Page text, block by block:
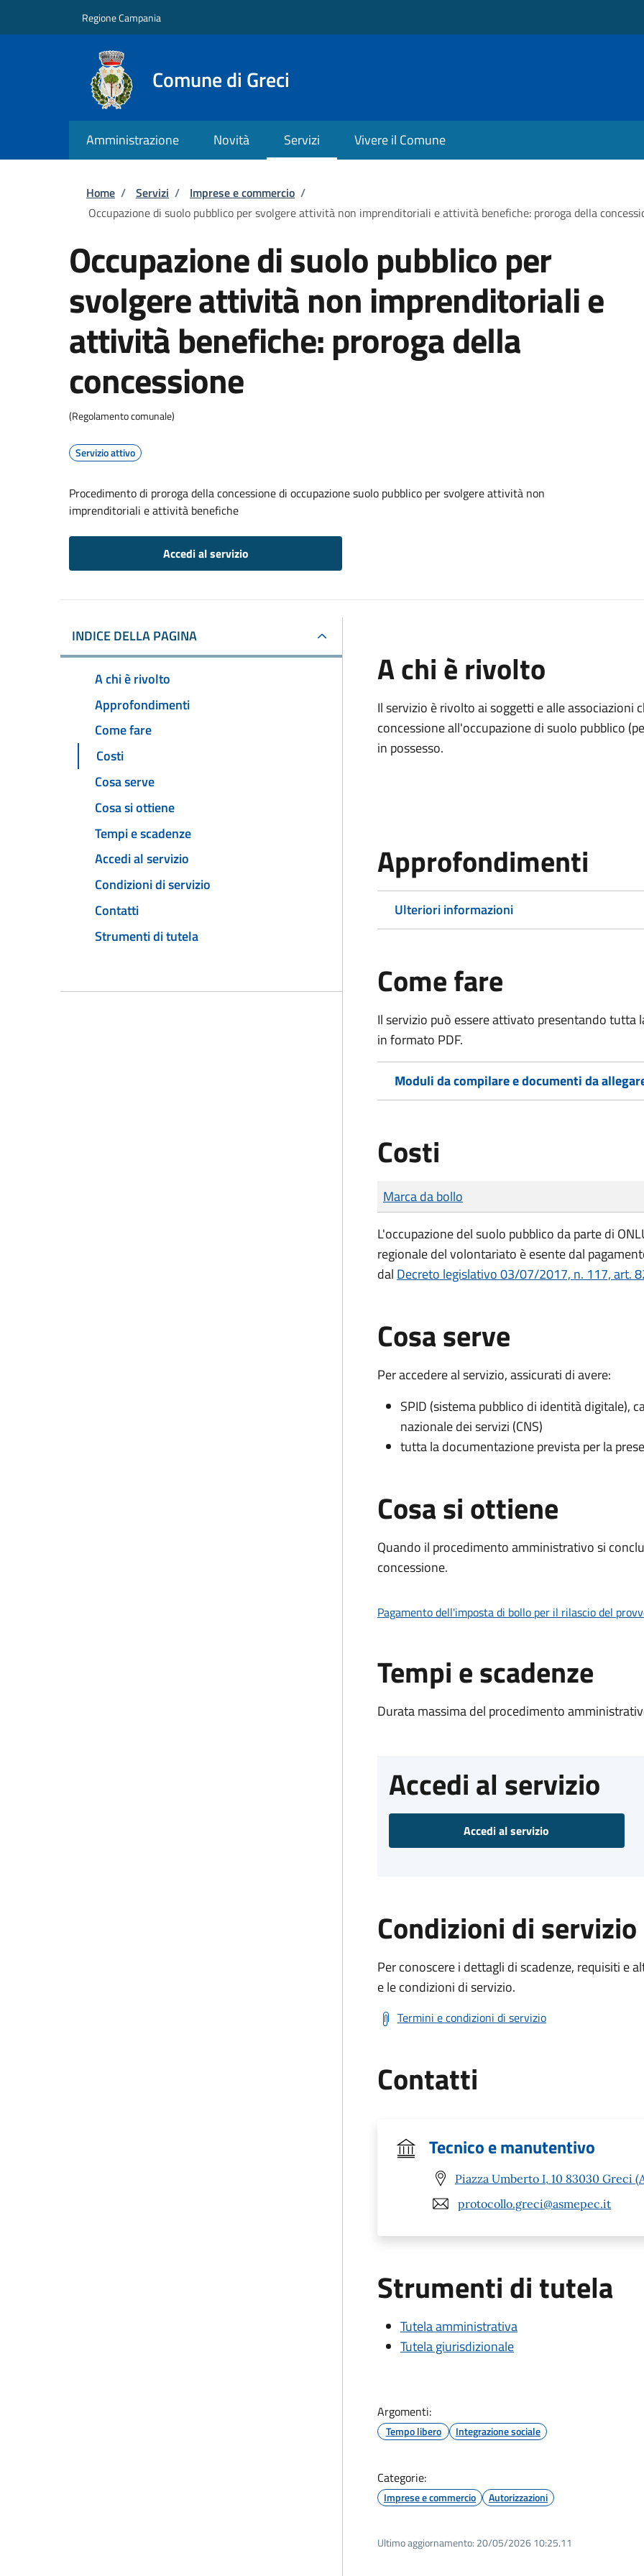
Regione Campania
Comune di Greci
Amministrazione Novità Servizi Vivere il Comune
Briciole di pane
Home / Servizi / Imprese e commercio /
Occupazione di suolo pubblico per svolgere attività non imprenditoriali e attività benefiche: proroga della
Occupazione di suolo pubblico per
svolgere attività non imprenditoriali e
attività benefiche: proroga della
concessione
(Regolamento comunale)
Servizio attivo
Procedimento di proroga della concessione di occupazione suolo pubblico per svolgere attività non
imprenditoriali e attività benefiche
Accedi al servizio
INDICE DELLA PAGINA
A chi è rivolto
Approfondimenti
Come fare
Costi
Cosa serve
Cosa si ottiene
Tempi e scadenze
Accedi al servizio
Condizioni di servizio
Contatti
Strumenti di tutela
A chi è rivolto
Il servizio è rivolto ai soggetti e alle
concessione all'occupazione di suolo pubblico
in possesso.
Approfondimenti
Ulteriori informazioni
Come fare
Il servizio può essere attivato presentando
in formato PDF.
Moduli da compilare e documenti da
Costi
Tipo di pagamento
Importo
Marca da bollo
L'occupazione del suolo pubblico da parte di
regionale del volontariato è esente dal
dal Decreto legislativo 03/07/2017, n. 117, art.
Cosa serve
Per accedere al servizio, assicurati di avere:
SPID (sistema pubblico di identità digitale),
nazionale dei servizi (CNS)
tutta la documentazione prevista per la
Cosa si ottiene
Quando il procedimento amministrativo si
concessione.
Pagamento dell'imposta di bollo per il rilascio del
Tempi e scadenze
Durata massima del procedimento
Accedi al servizio
Accedi al servizio
Condizioni di servizio
Per conoscere i dettagli di scadenze, requisiti e
e le condizioni di servizio.
Termini e condizioni di servizio
Contatti
Tecnico e manutentivo
Piazza Umberto I, 10 83030 Greci
protocollo.greci@asmepec.it
Strumenti di tutela
Tutela amministrativa
Tutela giurisdizionale
Argomenti:
Tempo libero Integrazione sociale
Categorie:
Imprese e commercio Autorizzazioni
Ultimo aggiornamento: 20/05/2026 10:25.11